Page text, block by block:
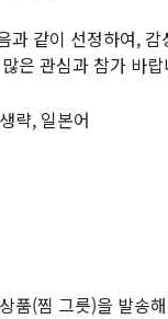
과 같이 선정하여,
은 관심과 참가 바
략, 일본어
품(찜 그릇)을 발송